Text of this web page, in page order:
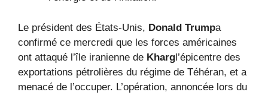
Le président des États-Unis, Donald Trumpa
confirmé ce mercredi que les forces américaines
ont attaqué l’île iranienne de Khargl’épicentre des
exportations pétrolières du régime de Téhéran, et a
menacé de l’occuper. L’opération, annoncée lors du